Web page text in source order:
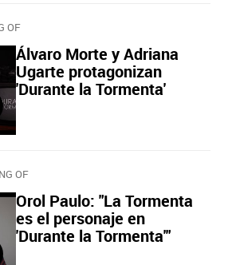
OF
Álvaro Morte y Adriana
Ugarte protagonizan
'Durante la Tormenta'
OF
Orol Paulo: "La Tormenta
es el personaje en
'Durante la Tormenta'"